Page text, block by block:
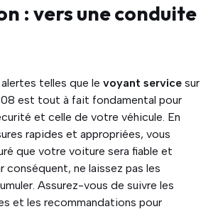
: vers une conduite
telles que le voyant service sur
est tout à fait fondamental pour
et celle de votre véhicule. En
rapides et appropriées, vous
que votre voiture sera fiable et
conséquent, ne laissez pas les
Assurez-vous de suivre les
et les recommandations pour